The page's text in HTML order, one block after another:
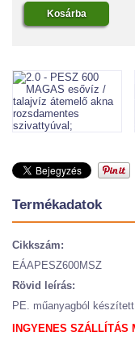
Termékadatok
Cikkszám:
EÁAPESZ600MSZ
Rövid leírás:
PE. műanyagból
INGYENES SZÁLLÍTÁS